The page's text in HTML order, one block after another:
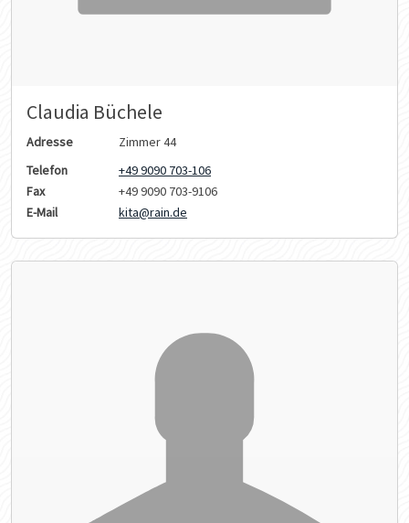
Claudia Büchele
Adresse
Zimmer 44
Telefon
+49 9090 703-106
Fax
+49 9090 703-9106
E-Mail
kita@rain.de